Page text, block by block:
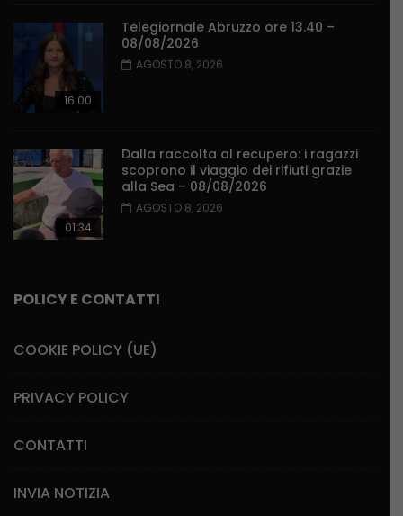
16:00
Telegiornale Abruzzo ore 13.40 –
08/08/2026
AGOSTO 8, 2026
01:34
Dalla raccolta al recupero: i ragazzi
scoprono il viaggio dei rifiuti grazie
alla Sea – 08/08/2026
AGOSTO 8, 2026
POLICY E CONTATTI
COOKIE POLICY (UE)
PRIVACY POLICY
CONTATTI
INVIA NOTIZIA